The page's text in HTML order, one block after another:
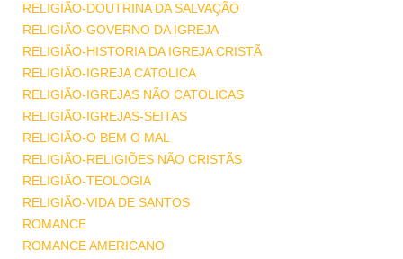
RELIGIÃO-DOUTRINA DA SALVAÇÃO
RELIGIÃO-GOVERNO DA IGREJA
RELIGIÃO-HISTORIA DA IGREJA CRISTÃ
RELIGIÃO-IGREJA CATOLICA
RELIGIÃO-IGREJAS NÃO CATOLICAS
RELIGIÃO-IGREJAS-SEITAS
RELIGIÃO-O BEM O MAL
RELIGIÃO-RELIGIÕES NÃO CRISTÃS
RELIGIÃO-TEOLOGIA
RELIGIÃO-VIDA DE SANTOS
ROMANCE
ROMANCE AMERICANO